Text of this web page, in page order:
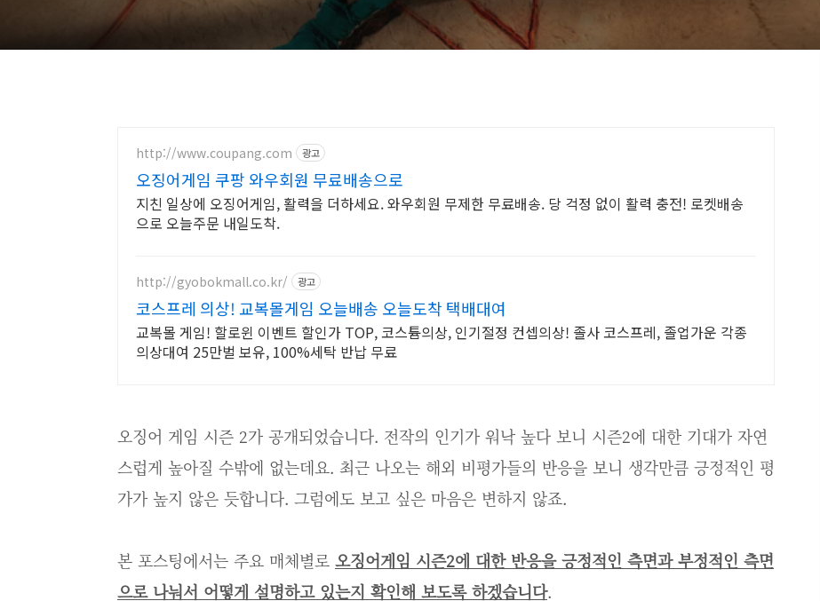
http://www.coupang.com 광고
오징어게임 쿠팡 와우회원 무료배송으로
지친 일상에 오징어게임, 활력을 더하세요. 와우회원 무제한 무료배송. 당 걱정 없이 활력 충전! 로켓배송
으로 오늘주문 내일도착.
http://gyobokmall.co.kr/ 광고
코스프레 의상! 교복몰게임 오늘배송 오늘도착 택배대여
교복몰 게임! 할로윈 이벤트 할인가 TOP, 코스튬의상, 인기절정 컨셉의상! 졸사 코스프레, 졸업가운 각종
의상대여 25만벌 보유, 100%세탁 반납 무료
오징어 게임 시즌 2가 공개되었습니다. 전작의 인기가 워낙 높다 보니 시즌2에 대한 기대가 자연
스럽게 높아질 수밖에 없는데요. 최근 나오는 해외 비평가들의 반응을 보니 생각만큼 긍정적인 평
가가 높지 않은 듯합니다. 그럼에도 보고 싶은 마음은 변하지 않죠.
본 포스팅에서는 주요 매체별로 오징어게임 시즌2에 대한 반응을 긍정적인 측면과 부정적인 측면
으로 나눠서 어떻게 설명하고 있는지 확인해 보도록 하겠습니다.